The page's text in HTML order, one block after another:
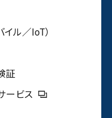
ル／IoT）
証
ービス